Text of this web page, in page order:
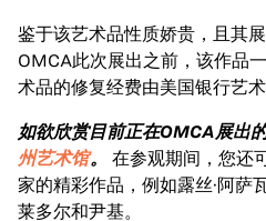
鉴于该艺术品性质娇贵，且其
OMCA此次展出之前，该作品
术品的修复经费由美国银行艺
如欲欣赏目前正在OMCA展出
州艺术馆。
在参观期间，您还
家的精彩作品，例如露丝·阿萨
莱多尔和尹基。